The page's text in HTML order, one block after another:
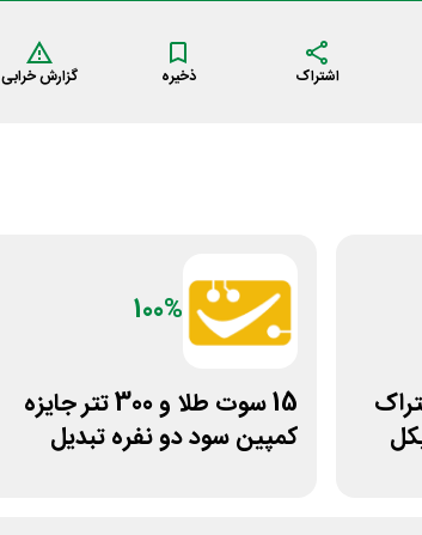
اشتراک ذخیره گزارش خرابی
100%
15 سوت طلا و 300 تتر جایزه
کمپین سود دو نفره تبدیل